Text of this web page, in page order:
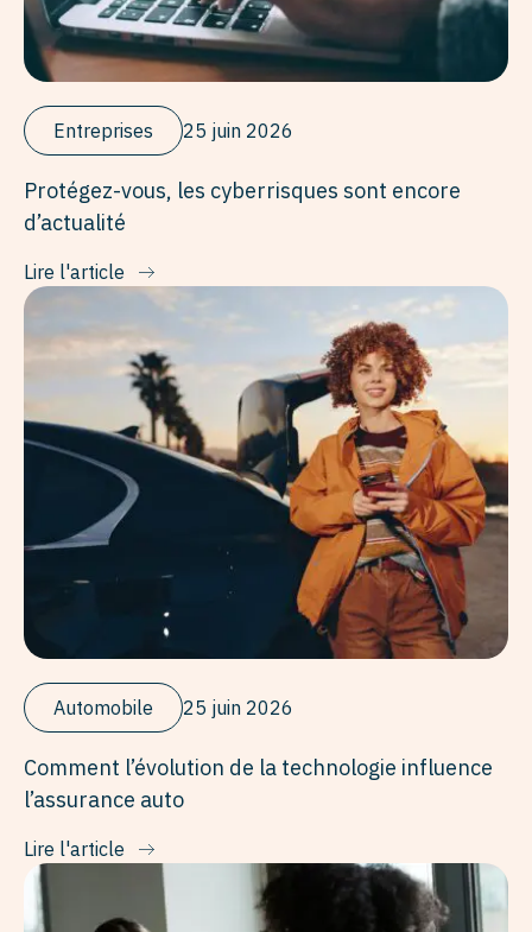
Entreprises 25 juin 2026
Protégez-vous, les cyberrisques sont encore
d’actualité
Lire l'article
Automobile 25 juin 2026
Comment l’évolution de la technologie influence
l’assurance auto
Lire l'article